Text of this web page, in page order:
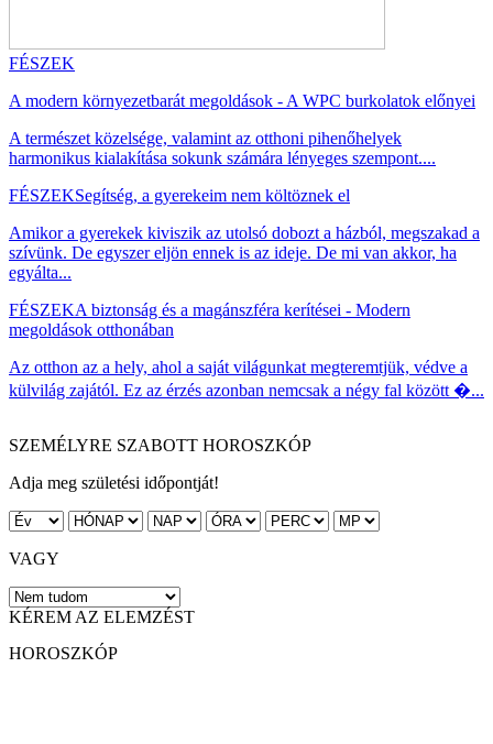
FÉSZEK
A modern környezetbarát megoldások - A WPC burkolatok előnyei
A természet közelsége, valamint az otthoni pihenőhelyek
harmonikus kialakítása sokunk számára lényeges szempont....
FÉSZEKSegítség, a gyerekeim nem költöznek el
Amikor a gyerekek kiviszik az utolsó dobozt a házból, megszakad a
szívünk. De egyszer eljön ennek is az ideje. De mi van akkor, ha
egyálta...
FÉSZEKA biztonság és a magánszféra kerítései - Modern
megoldások otthonában
Az otthon az a hely, ahol a saját világunkat megteremtjük, védve a
külvilág zajától. Ez az érzés azonban nemcsak a négy fal között �...
SZEMÉLYRE SZABOTT HOROSZKÓP
Adja meg születési időpontját!
VAGY
KÉREM AZ ELEMZÉST
HOROSZKÓP